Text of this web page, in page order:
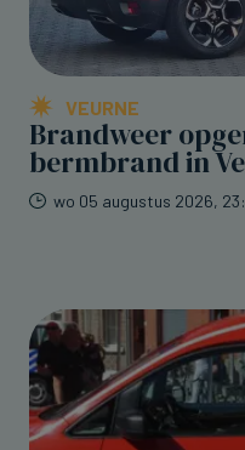
VEURNE
Brandweer
bermbrand in
wo 05 augustus 2026,